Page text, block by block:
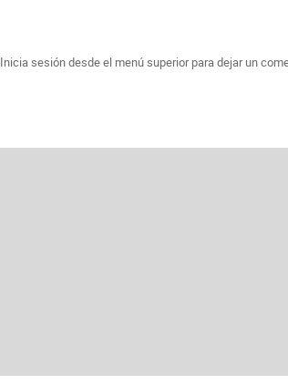
Inicia sesión desde el menú superior para dejar un